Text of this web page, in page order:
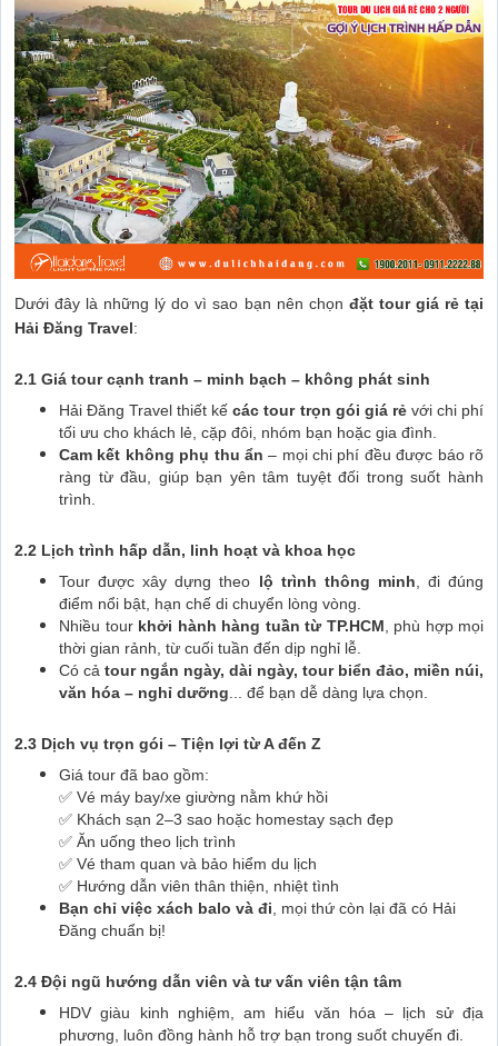
Dưới đây là những lý do vì sao bạn nên chọn đặt tour giá rẻ tại
Hải Đăng Travel:
2.1 Giá tour cạnh tranh – minh bạch – không phát sinh
Hải Đăng Travel thiết kếcác tour trọn gói giá rẻvới chi phí
tối ưu cho khách lẻ, cặp đôi, nhóm bạn hoặc gia đình.
Cam kết không phụ thu ẩn – mọi chi phí đều được báo rõ
ràng từ đầu, giúp bạn yên tâm tuyệt đối trong suốt hành
trình.
2.2 Lịch trình hấp dẫn, linh hoạt và khoa học
Tour được xây dựng theo lộ trình thông minh, đi đúng
điểm nổi bật, hạn chế di chuyển lòng vòng.
Nhiều tour khởi hành hàng tuần từ TP.HCM, phù hợp mọi
thời gian rảnh, từ cuối tuần đến dịp nghỉ lễ.
Có cả tour ngắn ngày, dài ngày, tour biển đảo, miền núi,
văn hóa – nghỉ dưỡng... để bạn dễ dàng lựa chọn.
2.3 Dịch vụ trọn gói – Tiện lợi từ A đến Z
Giá tour đã bao gồm:
✅ Vé máy bay/xe giường nằm khứ hồi
✅ Khách sạn 2–3 sao hoặc homestay sạch đẹp
✅ Ăn uống theo lịch trình
✅ Vé tham quan và bảo hiểm du lịch
✅ Hướng dẫn viên thân thiện, nhiệt tình
Bạn chỉ việc xách balo và đi, mọi thứ còn lại đã có Hải
Đăng chuẩn bị!
2.4 Đội ngũ hướng dẫn viên và tư vấn viên tận tâm
HDV giàu kinh nghiệm, am hiểu văn hóa – lịch sử địa
phương, luôn đồng hành hỗ trợ bạn trong suốt chuyến đi.